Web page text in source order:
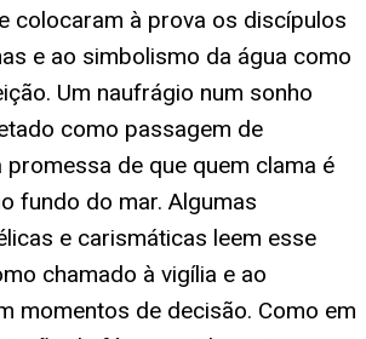
colocaram à prova os discípulos
e ao simbolismo da água como
Um naufrágio num sonho
como passagem de
promessa de que quem clama é
fundo do mar. Algumas
e carismáticas leem esse
chamado à vigília e ao
momentos de decisão. Como em